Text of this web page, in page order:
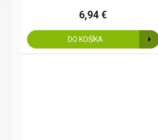
6,94 €
DO KOŠÍKA